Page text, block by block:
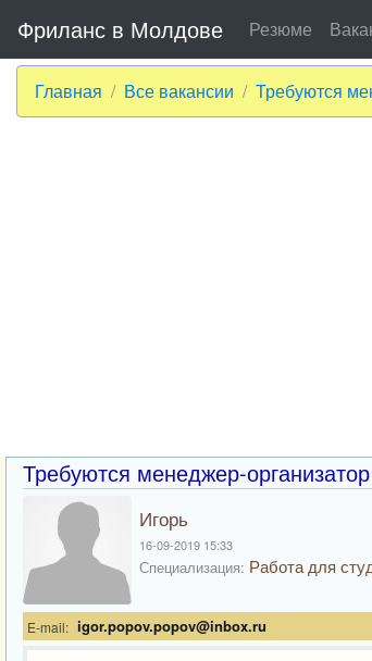
Фриланс в Молдове Резюме
Главная Все вакансии Требуются
Требуются менеджер-
Игорь
16-09-2019 15:33
Специализация: Работа для
E-mail: igor.popov.popov@inbox.ru